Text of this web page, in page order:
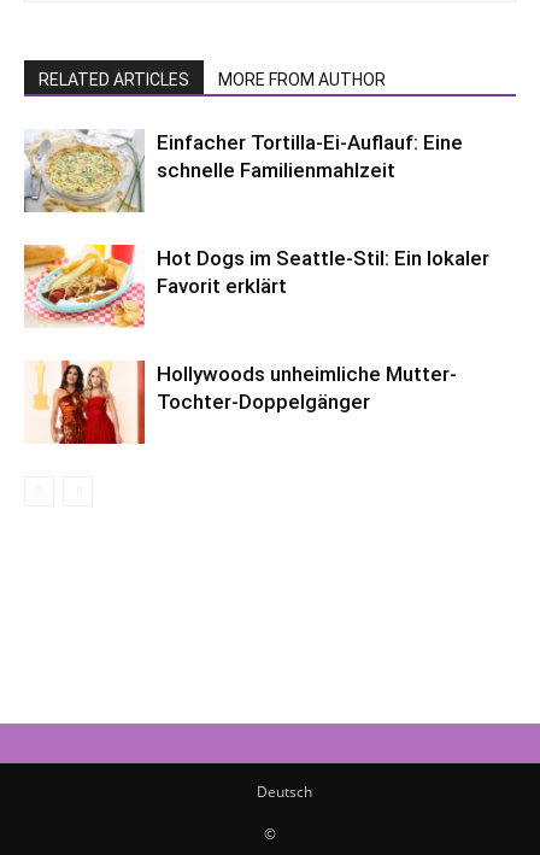
RELATED ARTICLES MORE FROM AUTHOR
Einfacher Tortilla-Ei-Auflauf: Eine
schnelle Familienmahlzeit
Hot Dogs im Seattle-Stil: Ein lokaler
Favorit erklärt
Hollywoods unheimliche Mutter-
Tochter-Doppelgänger
Deutsch
©